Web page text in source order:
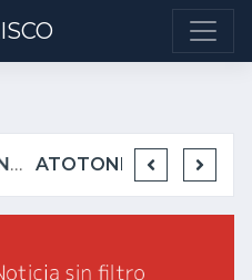
ATOTONILQUILLO INSEGURO Y AL VIRREY NO LE IMPORTA